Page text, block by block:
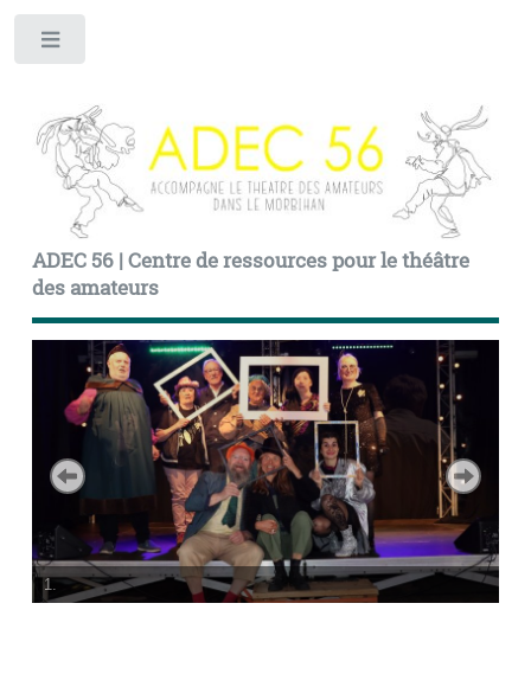
ADEC 56 | Centre de ressources pour le théâtre
des amateurs
2.